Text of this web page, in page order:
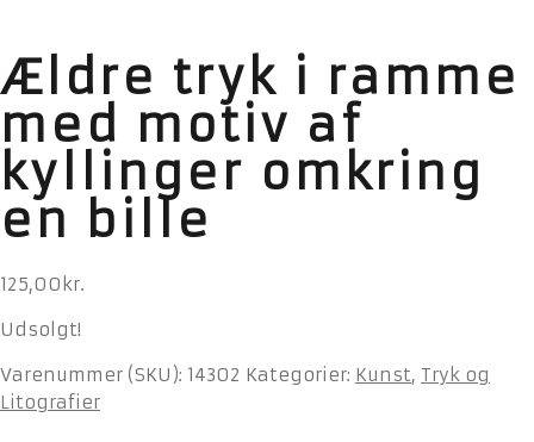
Ældre tryk i ramme
med motiv af
kyllinger omkring
en bille
125,00 kr.
Udsolgt!
Varenummer (SKU): 14302 Kategorier: Kunst, Tryk og
Litografier